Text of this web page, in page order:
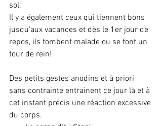
sol.
Il y a également ceux qui tiennent bons
jusqu'aux vacances et dès le 1er jour de
repos, ils tombent malade ou se font un
tour de rein!
Des petits gestes anodins et à priori
sans contrainte entrainent ce jour là et à
cet instant précis une réaction excessive
du corps.